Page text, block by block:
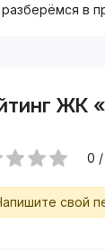
в
ЖК
0 /
свой